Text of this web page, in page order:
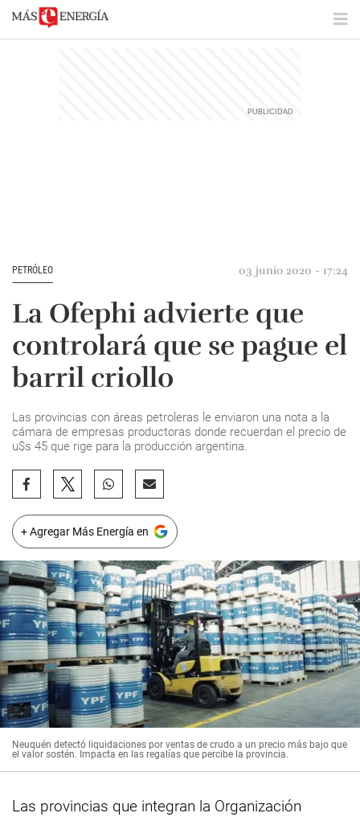
PETRÓLEO 03 junio 2020 - 17:24
La Ofephi advierte que
controlará que se pague el
barril criollo
Las provincias con áreas petroleras le enviaron una nota a la
cámara de empresas productoras donde recuerdan el precio de
u$s 45 que rige para la producción argentina.
+ Agregar Más Energía en
Neuquén detectó liquidaciones por ventas de crudo a un precio más bajo que
el valor sostén. Impacta en las regalías que percibe la provincia.
Las provincias que integran la Organización